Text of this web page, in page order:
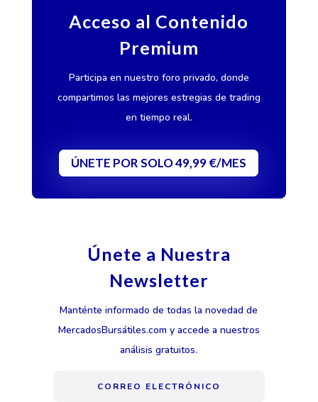
Acceso al Contenido
Premium
Participa en nuestro foro privado, donde
compartimos las mejores estregias de trading
en tiempo real.
ÚNETE POR SOLO 49,99 €/MES
Únete a Nuestra
Newsletter
Manténte informado de todas la novedad de
MercadosBursátiles.com y accede a nuestros
análisis gratuitos.